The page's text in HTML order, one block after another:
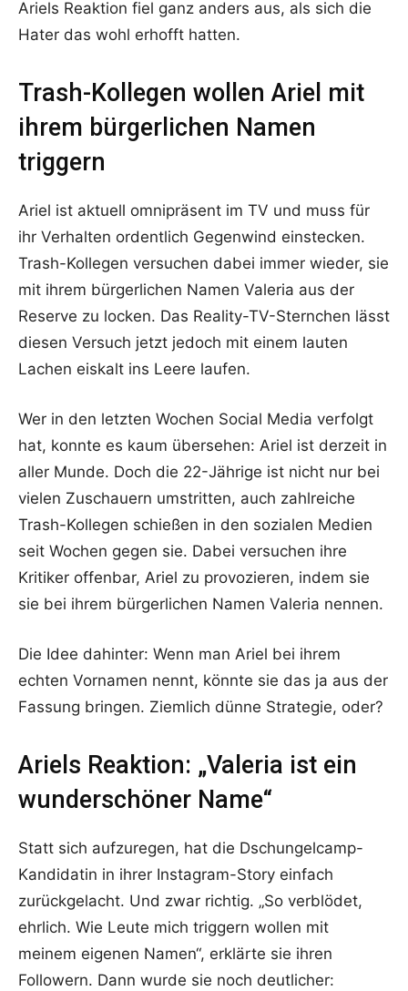
Ariels Reaktion fiel ganz anders aus, als sich die
Hater das wohl erhofft hatten.
Trash-Kollegen wollen Ariel mit
ihrem bürgerlichen Namen
triggern
Ariel ist aktuell omnipräsent im TV und muss für
ihr Verhalten ordentlich Gegenwind einstecken.
Trash-Kollegen versuchen dabei immer wieder, sie
mit ihrem bürgerlichen Namen Valeria aus der
Reserve zu locken. Das Reality-TV-Sternchen lässt
diesen Versuch jetzt jedoch mit einem lauten
Lachen eiskalt ins Leere laufen.
Wer in den letzten Wochen Social Media verfolgt
hat, konnte es kaum übersehen: Ariel ist derzeit in
aller Munde. Doch die 22-Jährige ist nicht nur bei
vielen Zuschauern umstritten, auch zahlreiche
Trash-Kollegen schießen in den sozialen Medien
seit Wochen gegen sie. Dabei versuchen ihre
Kritiker offenbar, Ariel zu provozieren, indem sie
sie bei ihrem bürgerlichen Namen Valeria nennen.
Die Idee dahinter: Wenn man Ariel bei ihrem
echten Vornamen nennt, könnte sie das ja aus der
Fassung bringen. Ziemlich dünne Strategie, oder?
Ariels Reaktion: „Valeria ist ein
wunderschöner Name“
Statt sich aufzuregen, hat die Dschungelcamp-
Kandidatin in ihrer Instagram-Story einfach
zurückgelacht. Und zwar richtig. „So verblödet,
ehrlich. Wie Leute mich triggern wollen mit
meinem eigenen Namen“, erklärte sie ihren
Followern. Dann wurde sie noch deutlicher: